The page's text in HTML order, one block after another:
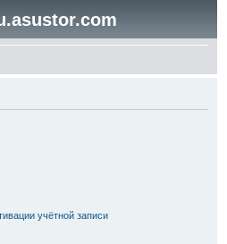
учётной записи